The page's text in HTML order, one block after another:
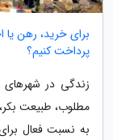
پرداخت کنیم؟
زندگی در شهرهای
مطلوب، طبیعت
به نسبت فعال